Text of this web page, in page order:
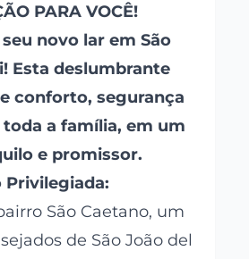
PARA VOCÊ!
novo lar em São
Esta deslumbrante
conforto, segurança
toda a família, em um
e promissor.
Privilegiada:
São Caetano, um
de São João del